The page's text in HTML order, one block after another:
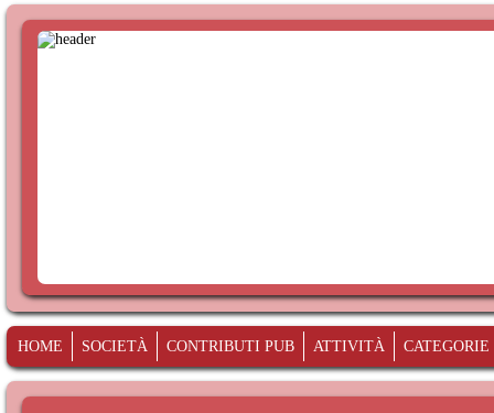
HOME SOCIETÀ CONTRIBUTI PUB ATTIVITÀ CATEGORIE